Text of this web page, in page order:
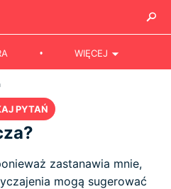
WIĘCEJ
PYTAŃ
zastanawia mnie,
mogą sugerować